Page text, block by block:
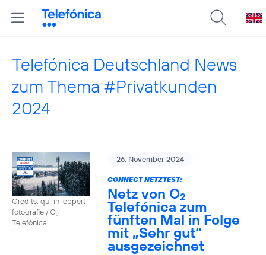
Telefónica Deutschland News
zum Thema #Privatkunden
2024
Credits: quirin leppert
fotografie / O2
Telefónica
26. November 2024
CONNECT NETZTEST:
Netz von O2
Telefónica zum
fünften Mal in Folge
mit „Sehr gut“
ausgezeichnet